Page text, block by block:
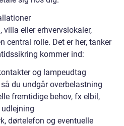
villa eller erhvervslokaler,
central rolle. Det er her, tanker
kommer ind:
og lampeudtag
du undgår overbelastning
fremtidige behov, fx elbil,
dørtelefon og eventuelle